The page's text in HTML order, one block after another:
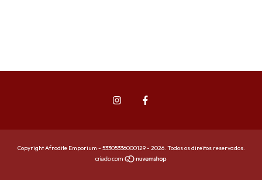
Copyright Afrodite Emporium - 53305336000129 - 2026. Todos os direitos reservados.